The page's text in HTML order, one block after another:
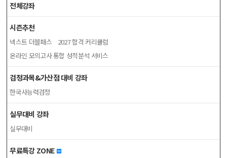
전체강좌
시즌추천
넥스트 더블패스
2027 합격 커리큘럼
온라인 모의고사통합 성적분석 서비스
검정과목&가산점 대비 강좌
한국사능력검정
실무대비 강좌
실무대비
무료특강 ZONE